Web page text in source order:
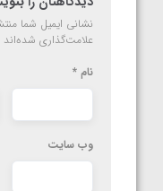
نشانی ایمیل شما
علامت‌گذاری شده‌اند
نام *
وب‌ سایت